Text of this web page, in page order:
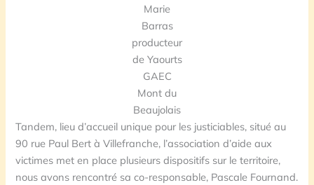
Marie
Barras
producteur
de Yaourts
GAEC
Mont du
Beaujolais
Tandem, lieu d’accueil unique pour les justiciables, situé au
90 rue Paul Bert à Villefranche, l’association d’aide aux
victimes met en place plusieurs dispositifs sur le territoire,
nous avons rencontré sa co-responsable, Pascale Fournand.